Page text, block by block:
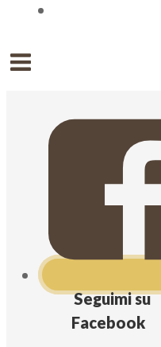
Seguimi su
Facebook